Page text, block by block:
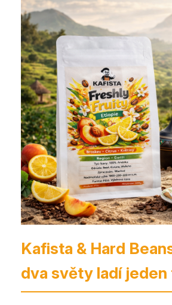
Kafista & Hard
dva světy ladí jeden